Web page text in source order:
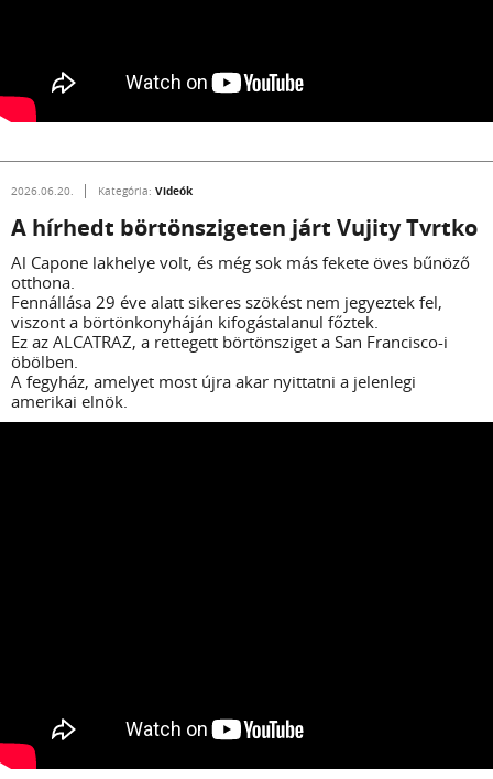
2026.06.20. Kategória: Videók
A hírhedt börtönszigeten járt Vujity Tvrtko
Al Capone lakhelye volt, és még sok más fekete öves bűnöző
otthona.
Fennállása 29 éve alatt sikeres szökést nem jegyeztek fel,
viszont a börtönkonyháján kifogástalanul főztek.
Ez az ALCATRAZ, a rettegett börtönsziget a San Francisco-i
öbölben.
A fegyház, amelyet most újra akar nyittatni a jelenlegi
amerikai elnök.